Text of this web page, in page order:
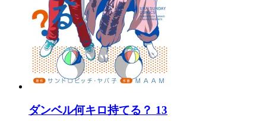
ダンベル何キロ持てる？ 13